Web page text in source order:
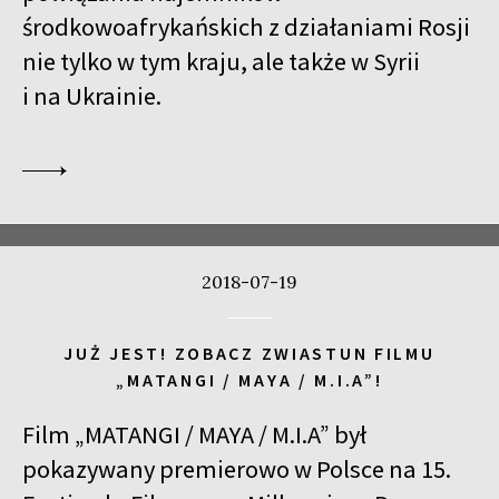
GURRUMUL
15:15
Iluzjon, sala Mała Czarna
DUCHY PRZESZŁOŚCI
KUP BILET
DLA AHKEEMA
16:00
Luna, sala B
JUTRO ALBO POJUTRZE
SPOTKANIE PO FILMIE
KUP BILET
KUP BILET
16:45
Kinoteka, sala 2
CZAS HITLERA. CZĘŚĆ 3.
SPOTKANIE PO FILMIE
KUP BILET
środkowoafrykańskich z działaniami Rosji
nie tylko w tym kraju, ale także w Syrii
i na Ukrainie.
2018-07-19
JUŻ JEST! ZOBACZ ZWIASTUN FILMU
„MATANGI / MAYA / M.I.A”!
Film „MATANGI / MAYA / M.I.A” był
pokazywany premierowo w Polsce na 15.